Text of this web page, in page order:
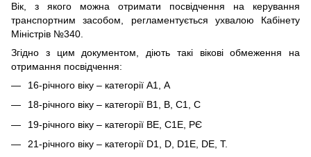
Вік, з якого можна отримати посвідчення на керування
транспортним засобом, регламентується ухвалою Кабінету
Міністрів №340.
Згідно з цим документом, діють такі вікові обмеження на
отримання посвідчення:
16-річного віку – категорії А1, А
18-річного віку – категорії В1, В, С1, С
19-річного віку – категорії BE, C1E, РЄ
21-річного віку – категорії D1, D, D1E, DE, Т.